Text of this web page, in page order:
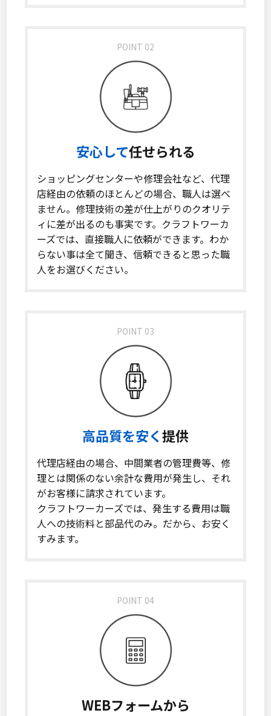
POINT 02
安心して任せられる
ショッピングセンターや修理会社など、代理
店経由の依頼のほとんどの場合、職人は選べ
ません。修理技術の差が仕上がりのクオリテ
ィに差が出るのも事実です。クラフトワーカ
ーズでは、直接職人に依頼ができます。わか
らない事は全て聞き、信頼できると思った職
人をお選びください。
POINT 03
高品質を安く提供
代理店経由の場合、中間業者の管理費等、修
理とは関係のない余計な費用が発生し、それ
がお客様に請求されています。
クラフトワーカーズでは、発生する費用は職
人への技術料と部品代のみ。だから、お安く
すみます。
POINT 04
WEBフォームから